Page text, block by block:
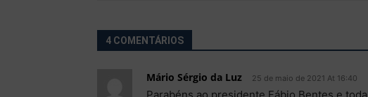
4 COMENTÁRIOS
Mário Sérgio da Luz 25 de maio de 2021 At 16:40